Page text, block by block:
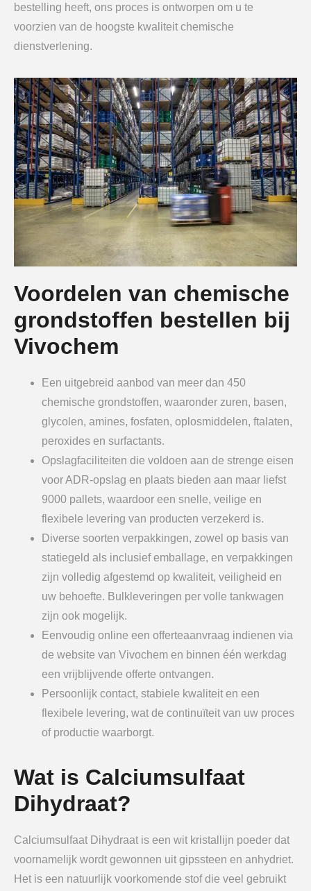
bestelling heeft, ons proces is ontworpen om u te
voorzien van de hoogste kwaliteit chemische
dienstverlening.
Voordelen van chemische
grondstoffen bestellen bij
Vivochem
Een uitgebreid aanbod van meer dan 450
chemische grondstoffen, waaronder zuren, basen,
glycolen, amines, fosfaten, oplosmiddelen, ftalaten,
peroxides en surfactants.
Opslagfaciliteiten die voldoen aan de strenge eisen
voor ADR-opslag en plaats bieden aan maar liefst
9000 pallets, waardoor een snelle, veilige en
flexibele levering van producten verzekerd is.
Diverse soorten verpakkingen, zowel op basis van
statiegeld als inclusief emballage, en verpakkingen
zijn volledig afgestemd op kwaliteit, veiligheid en
uw behoefte. Bulkleveringen per volle tankwagen
zijn ook mogelijk.
Eenvoudig online een offerteaanvraag indienen via
de website van Vivochem en binnen één werkdag
een vrijblijvende offerte ontvangen.
Persoonlijk contact, stabiele kwaliteit en een
flexibele levering, wat de continuïteit van uw proces
of productie waarborgt.
Wat is Calciumsulfaat
Dihydraat?
Calciumsulfaat Dihydraat is een wit kristallijn poeder dat
voornamelijk wordt gewonnen uit gipssteen en anhydriet.
Het is een natuurlijk voorkomende stof die veel gebruikt